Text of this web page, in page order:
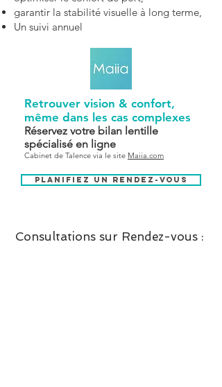
garantir la stabilité visuelle à long terme,
Un suivi annuel
Retrouver vision & confort,
même dans les cas complexes
Réservez votre bilan lentille
spécialisé en ligne
Cabinet de Talence via le site Maiia.com
Planifiez un rendez-vous
Consultations sur Rendez-vous :